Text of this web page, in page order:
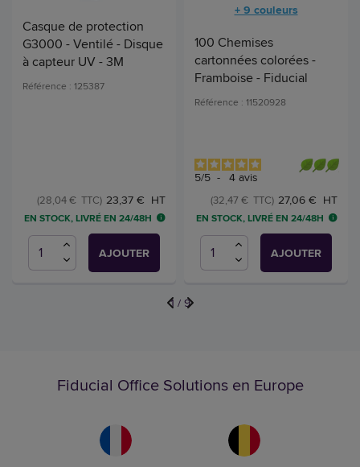
Casque de protection
G3000 - Ventilé - Disque
à capteur UV - 3M
Référence : 125387
23,37 € HT
(28,04 € TTC)
EN STOCK, LIVRÉ EN 24/48H
AJOUTER
+ 9 couleurs
100 Chemises
cartonnées colorées -
Framboise - Fiducial
Référence : 11520928
5/5 - 4 avis
27,06 € HT
(32,47 € TTC)
EN STOCK, LIVRÉ EN 24/48H
AJOUTER
1 / 9
Fiducial Office Solutions en Europe